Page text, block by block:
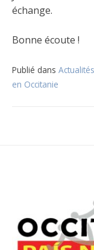
échange.
Bonne écoute !
Publié dans Actualités
en Occitanie